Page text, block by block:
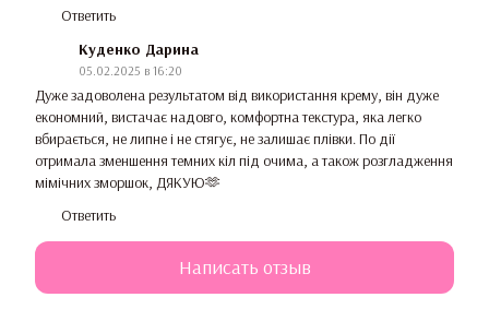
Ответить
Куденко Дарина
05.02.2025 в 16:20
Дуже задоволена результатом від використання крему, він дуже
економний, вистачає надовго, комфортна текстура, яка легко
вбирається, не липне і не стягує, не залишає плівки. По дії
отримала зменшення темних кіл під очима, а також розгладження
мімічних зморшок, ДЯКУЮ🫶
Ответить
Написать отзыв